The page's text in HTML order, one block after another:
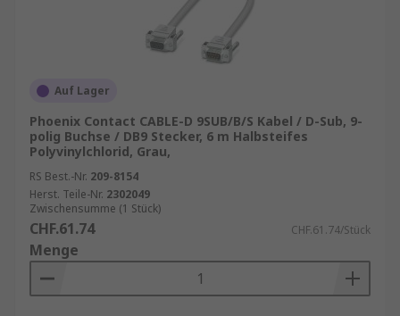
Auf Lager
Phoenix Contact CABLE-D 9SUB/B/S Kabel / D-Sub, 9-
polig Buchse / DB9 Stecker, 6 m Halbsteifes
Polyvinylchlorid, Grau,
RS Best.-Nr. 209-8154
Herst. Teile-Nr. 2302049
Zwischensumme (1 Stück)
CHF.61.74 CHF.61.74/Stück
Menge